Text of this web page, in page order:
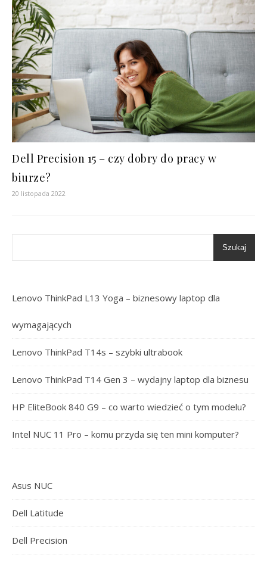
Dell Precision 15 – czy dobry do pracy w
biurze?
20 listopada 2022
Szukaj
Lenovo ThinkPad L13 Yoga – biznesowy laptop dla
wymagających
Lenovo ThinkPad T14s – szybki ultrabook
Lenovo ThinkPad T14 Gen 3 – wydajny laptop dla biznesu
HP EliteBook 840 G9 – co warto wiedzieć o tym modelu?
Intel NUC 11 Pro – komu przyda się ten mini komputer?
Asus NUC
Dell Latitude
Dell Precision